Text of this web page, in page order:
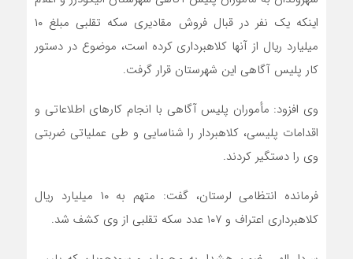
اینکه یک نفر در قبال فروش مقادیری سکه تقلبی مبلغ ۱۰
میلیارد ریال از آنها کلاهبرداری کرده است، موضوع در دستور
کار پلیس آگاهی این شهرستان قرار گرفت.
وی افزود: مأموران پلیس آگاهی با انجام کارهای اطلاعاتی و
اقدامات پلیسی، کلاهبردار را شناسایی و طی عملیاتی ضربتی
وی را دستگیر کردند.
فرمانده انتظامی لرستان، گفت: متهم به ۱۰ میلیارد ریال
کلاهبرداری اعتراف و ۱۰۷ عدد سکه تقلبی از وی کشف شد.